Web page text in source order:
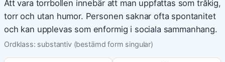
Att vara torrbollen innebär att man uppfattas som tråkig,
torr och utan humor. Personen saknar ofta spontanitet
och kan upplevas som enformig i sociala sammanhang.
Ordklass: substantiv (bestämd form singular)